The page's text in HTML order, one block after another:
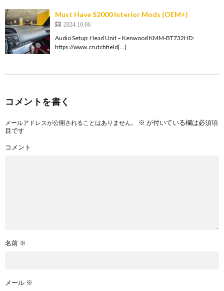
Must Have S2000 Interior Mods (OEM+)
2024.10.06
Audio Setup: Head Unit – Kenwood KMM-BT732HD:
https://www.crutchfield[…]
コメントを書く
メールアドレスが公開されることはありません。 ※ が付いている欄は必須項
目です
コメント
名前 ※
メール ※